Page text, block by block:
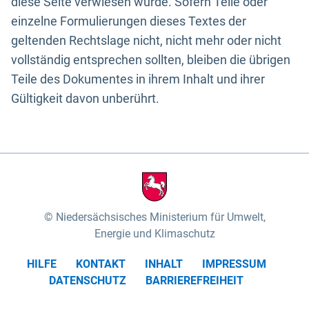
einzelne Formulierungen dieses Textes der
geltenden Rechtslage nicht, nicht mehr oder nicht
vollständig entsprechen sollten, bleiben die übrigen
Teile des Dokumentes in ihrem Inhalt und ihrer
Gültigkeit davon unberührt.
Niedersächsisches Ministerium für Umwelt,
Energie und Klimaschutz
HILFE KONTAKT INHALT
IMPRESSUM
DATENSCHUTZ
BARRIEREFREIHEIT